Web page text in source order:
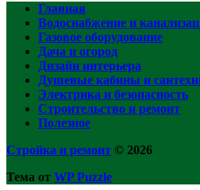
Главная
Водоснабжение и
Газовое оборудование
Дача и огород
Дизайн интерьера
Душевые кабины и
Электрика и безопасность
Строительство и ремонт
Полезное
Стройка и ремонт © 2026
Тема от WP Puzzle